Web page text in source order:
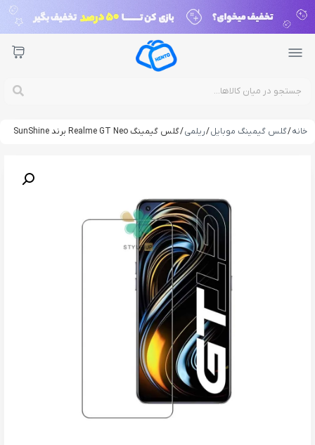
خانه/گلس گیمینگ موبایل/ریلمی/ گلس گیمینگ Realme GT Neo برند SunShine